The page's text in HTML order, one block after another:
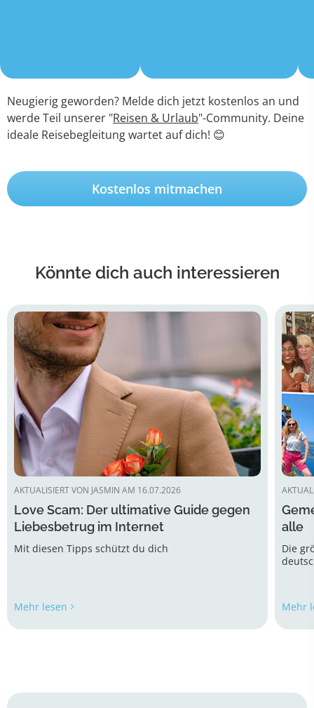
Neugierig geworden? Melde dich jetzt kostenlos an und
werde Teil unserer "Reisen & Urlaub"-Community. Deine
ideale Reisebegleitung wartet auf dich! 😊
Kostenlos mitmachen
Könnte dich auch interessieren
AKTUALISIERT VON JASMIN AM 16.07.2026
Love Scam: Der ultimative Guide gegen
Liebesbetrug im Internet
Mit diesen Tipps schützt du dich
Mehr lesen
alle
Die
Mehr